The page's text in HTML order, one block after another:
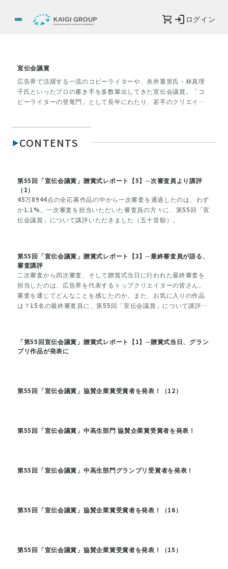
ログイン
宣伝会議賞
広告界で活躍する一流のコピーライターや、糸井重里氏・林真理
子氏といったプロの書き手を多数輩出してきた宣伝会議賞。「コ
ピーライターの登竜門」として長年にわたり、若手のクリエイタ
CONTENTS
第55回「宣伝会議賞」贈賞式レポート【5】─次審査員より講評
（1）
45万8944点の全応募作品の中から一次審査を通過したのは、わず
か1.1%。一次審査を担当いただいた審査員の方々に、第55回「宣
伝会議賞」について講評いただきました（五十音順）。
第55回「宣伝会議賞」贈賞式レポート【3】─最終審査員が語る、
審査講評
二次審査から四次審査、そして贈賞式当日に行われた最終審査を
担当したのは、広告界を代表するトップクリエイターの皆さん。
審査を通じてどんなことを感じたのか。また、お気に入りの作品
は？15名の最終審査員に、第55回「宣伝会議賞」について講評を
「第55回宣伝会議賞」贈賞式レポート【1】─贈賞式当日、グラン
プリ作品が発表に
第55回「宣伝会議賞」協賛企業賞受賞者を発表！（12）
第55回「宣伝会議賞」中高生部門 協賛企業賞受賞者を発表！
第55回「宣伝会議賞」中高生部門グランプリ受賞者を発表！
第55回「宣伝会議賞」協賛企業賞受賞者を発表！（16）
第55回「宣伝会議賞」協賛企業賞受賞者を発表！（15）